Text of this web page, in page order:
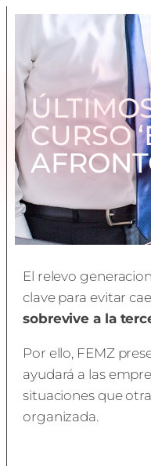
CURSO
El relevo
clave para evitar
sobrevive a la
Por ello, FEMZ
ayudará a las
situaciones que
organizada.